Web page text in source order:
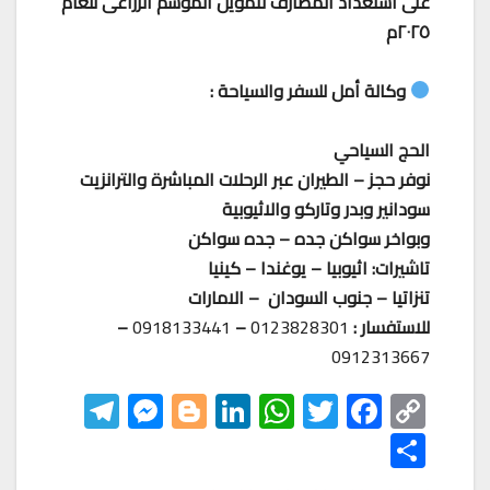
٢٠٢٥م
وكالة أمل للسفر والسياحة :
الحج السياحي
نوفر حجز – الطيران عبر الرحلات المباشرة والترانزيت
سودانير وبدر وتاركو والاثيوبية
وبواخر سواكن جده – جده سواكن
تاشيرات: اثيوبيا – يوغندا – كينيا
تنزاتيا – جنوب السودان – الامارات
للاستفسار : 0123828301
–
0918133441
–
0912313667
C
o
F
ac
T
wi
W
h
Li
nk
Bl
o
M
es S